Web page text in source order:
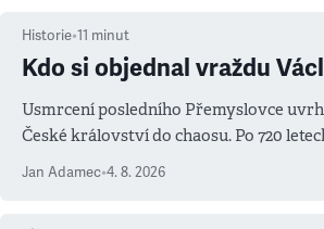
Historie•11 minut
Kdo si objednal vraždu
Usmrcení posledního Přemyslovce uvrhlo v roce 1306
České království do chaosu. Po 720
známe jména podezřelých
Jan Adamec•4. 8. 2026